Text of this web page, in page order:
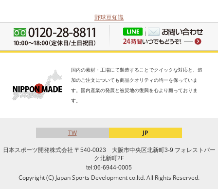
野球豆知識
国内の素材・工場にて製造することでクイックな対応と、追
加のご注文についても商品クオリティの均一を保っていま
す。国内産業の発展と被災地の復興を心より願っておりま
す。
TW JP
日本スポーツ開発株式会社 〒540-0023 大阪市中央区北新町3-9 フォレストパー
ク北新町2F
tel:06-6944-0005
Copyright (C) Japan Sports Development co.ltd. All Rights Reserved.